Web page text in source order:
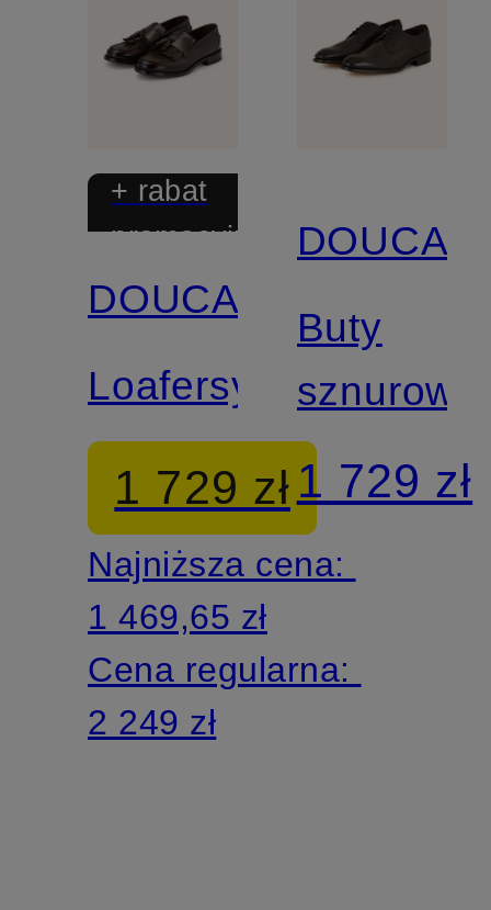
+ rabat
promocyjny
DOUCAL'S
Loafersy
1 729 zł
Najniższa cena:
1 469,65 zł
Cena regularna:
2 249 zł
Buty
1 729 zł